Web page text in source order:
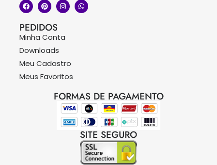
PEDIDOS
Minha Conta
Downloads
Meu Cadastro
Meus Favoritos
FORMAS DE PAGAMENTO
SITE SEGURO